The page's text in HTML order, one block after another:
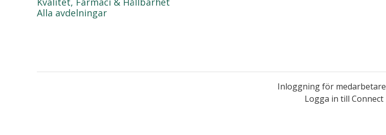
Alla avdelningar
Inloggning för medarbetare
Logga in till Connect